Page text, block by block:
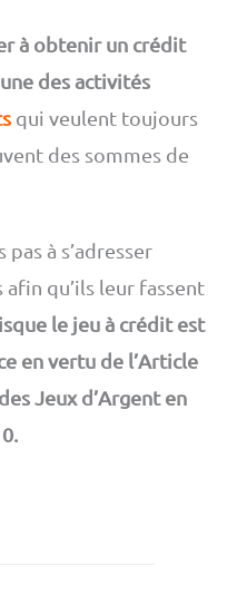
à obtenir un crédit
des activités
qui veulent toujours
des sommes de
à s’adresser
qu’ils leur fassent
le jeu à crédit est
en vertu de l’Article
Jeux d’Argent en